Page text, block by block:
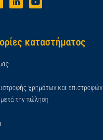
καταστήματος
χρημάτων και επιστροφών
την πώληση